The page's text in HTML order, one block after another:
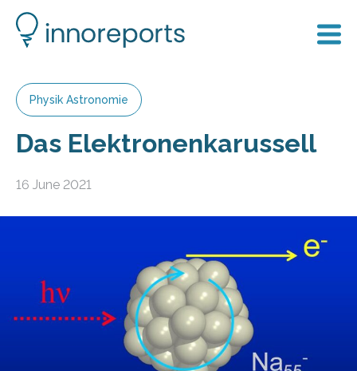
Physik Astronomie
Das Elektronenkarussell
16 June 2021